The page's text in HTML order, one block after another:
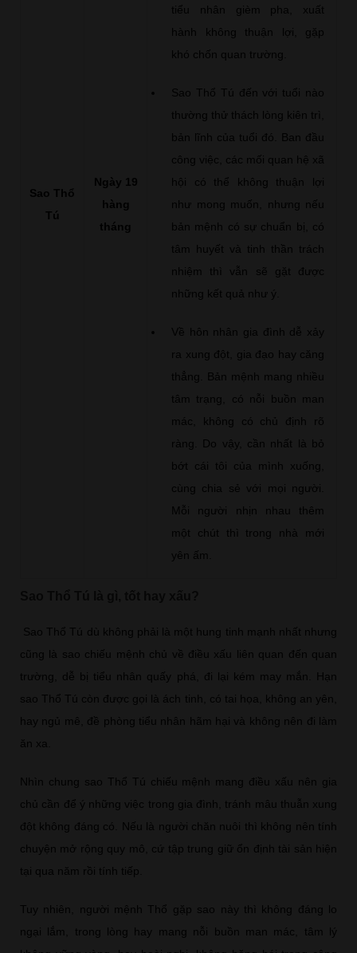
Sao Thổ
Tú
Ngày 19
hàng
tháng
tiểu nhân gièm pha, xuất
hành không thuận lợi, gặp
khó chốn quan trường.
Sao Thổ Tú đến với tuổi nào
thường thử thách lòng kiên trì,
bản lĩnh của tuổi đó. Ban đầu
công việc, các mối quan hệ xã
hội có thể không thuận lợi
như mong muốn, nhưng nếu
bản mệnh có sự chuẩn bị, có
tâm huyết và tinh thần trách
nhiệm thì vẫn sẽ gặt được
những kết quả như ý.
Về hôn nhân gia đình dễ xảy
ra xung đột, gia đạo hay căng
thẳng. Bản mệnh mang nhiều
tâm trạng, có nỗi buồn man
mác, không có chủ định rõ
ràng. Do vậy, cần nhất là bỏ
bớt cái tôi của mình xuống,
cùng chia sẻ với mọi người.
Mỗi người nhịn nhau thêm
một chút thì trong nhà mới
yên ấm.
Sao Thổ Tú dù không phải là một hung tinh mạnh nhất nhưng
cũng là sao chiếu mệnh chủ về điều xấu liên quan đến quan
trường, dễ bị tiểu nhân quấy phá, đi lại kém may mắn. Hạn
sao Thổ Tú còn được gọi là ách tinh, có tai họa, không an yên,
hay ngủ mê, đề phòng tiểu nhân hãm hại và không nên đi làm
ăn xa.
Nhìn chung sao Thổ Tú chiếu mệnh mang điều xấu nên gia
chủ cần để ý những việc trong gia đình, tránh mâu thuẫn xung
đột không đáng có. Nếu là người chăn nuôi thì không nên tính
chuyện mở rộng quy mô, cứ tập trung giữ ổn định tài sản hiện
tại qua năm rồi tính tiếp.
Tuy nhiên, người mệnh Thổ gặp sao này thì không đáng lo
ngại lắm, trong lòng hay mang nỗi buồn man mác, tâm lý